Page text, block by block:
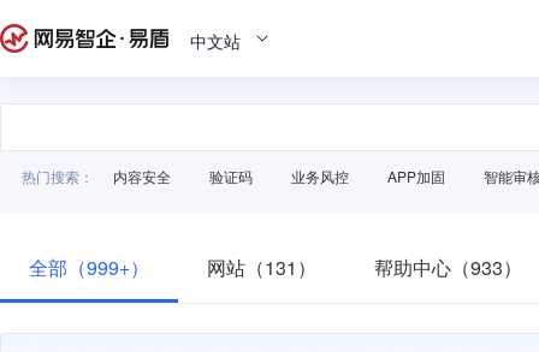
中文站
热门搜索： 内容安全 验证码 业务风控 APP加固 智能审
全部（999+） 网站（131） 帮助中心（933）